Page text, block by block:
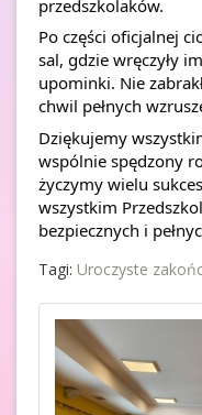
przedszkolaków.
Po części oficjalnej
sal, gdzie wręczyły
upominki. Nie
chwil pełnych
Dziękujemy
wspólnie spędzony
życzymy wielu
wszystkim
bezpiecznych i
Tagi: Uroczyste